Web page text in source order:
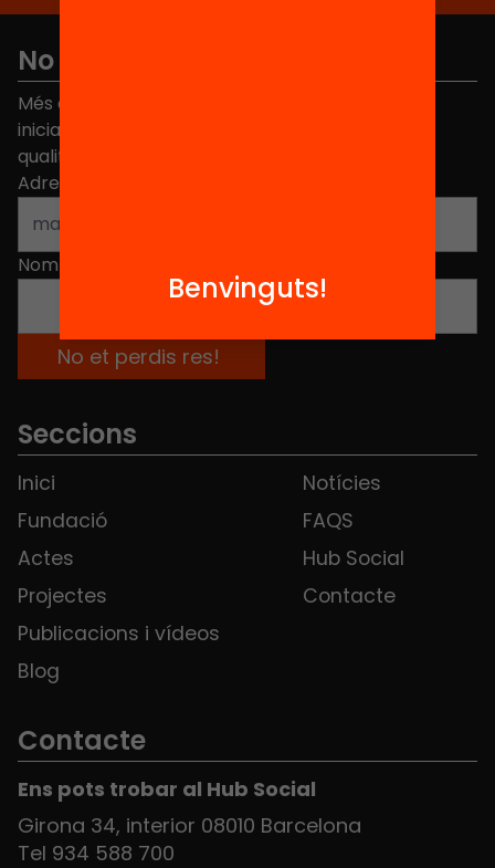
No et perdis res
Més de 40.000 persones ja han triat Equitat. Rep
iniciatives, propostes i projectes per millorar la
qualitat de l'educació a Catalunya.
Adreça electrònica
Nom
Seccions
Inici
Fundació
Actes
Projectes
Publicacions i vídeos
Blog
Notícies
FAQS
Hub Social
Contacte
Contacte
Ens pots trobar al Hub Social
Girona 34, interior 08010 Barcelona
Tel 934 588 700
Benvinguts!